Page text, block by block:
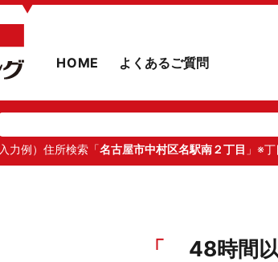
▼
HOME よくあるご質問
入力例）住所検索「名古屋市中村区名駅南２丁目 」※
48時間